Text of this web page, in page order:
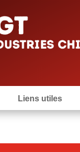
Liens utiles